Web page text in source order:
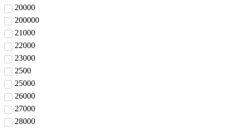
20000
200000
21000
22000
23000
2500
25000
26000
27000
28000